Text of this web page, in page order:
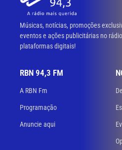
Músicas, notícias, promoções
eventos e ações publicitárias no
plataformas digitais!
RBN 94,3 FM
A RBN Fm
Programação
Anuncie aqui